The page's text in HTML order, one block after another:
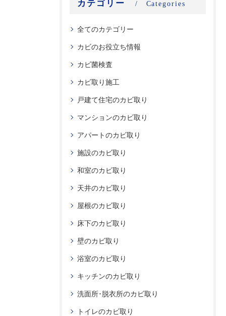
カテゴリー Categories
全てのカテゴリー
カビのお役立ち情報
カビ菌検査
カビ取り施工
戸建て住宅のカビ取り
マンションのカビ取り
アパートのカビ取り
施設のカビ取り
和室のカビ取り
天井のカビ取り
屋根のカビ取り
床下のカビ取り
壁のカビ取り
浴室のカビ取り
キッチンのカビ取り
洗面所･脱衣所のカビ取り
トイレのカビ取り